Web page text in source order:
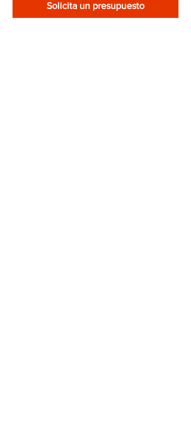
Solicita un presupuesto